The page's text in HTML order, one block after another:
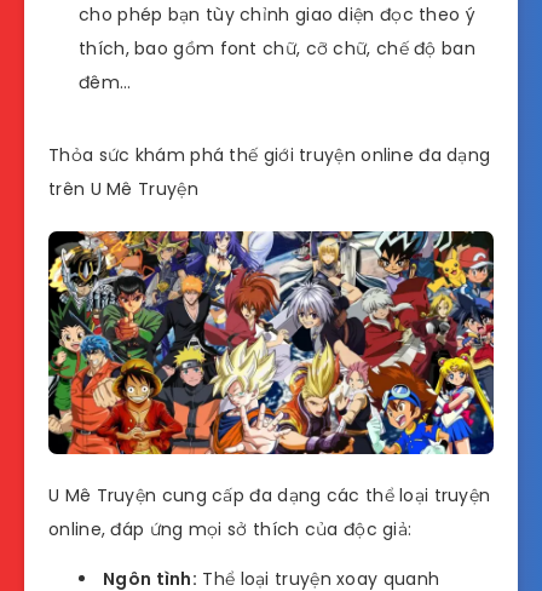
cho phép bạn tùy chỉnh giao diện đọc theo ý
thích, bao gồm font chữ, cỡ chữ, chế độ ban
đêm…
Thỏa sức khám phá thế giới truyện online đa dạng
trên U Mê Truyện
U Mê Truyện cung cấp đa dạng các thể loại truyện
online, đáp ứng mọi sở thích của độc giả:
Ngôn tình: Thể loại truyện xoay quanh